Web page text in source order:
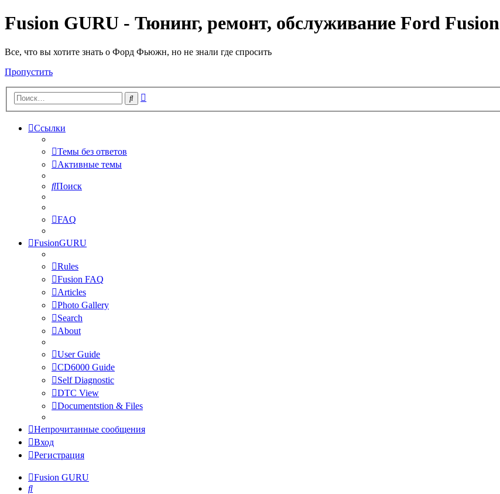
Fusion GURU - Тюнинг, ремонт, обслуживание Ford Fusion
Все, что вы хотите знать о Форд Фьюжн, но не знали где спросить
Пропустить
Поиск
Ссылки
Темы без ответов
Активные темы
Поиск
FAQ
FusionGURU
Rules
Fusion FAQ
Articles
Photo Gallery
Search
About
User Guide
CD6000 Guide
Self Diagnostic
DTC View
Documentstion & Files
Непрочитанные сообщения
Вход
Регистрация
Fusion GURU
Поиск